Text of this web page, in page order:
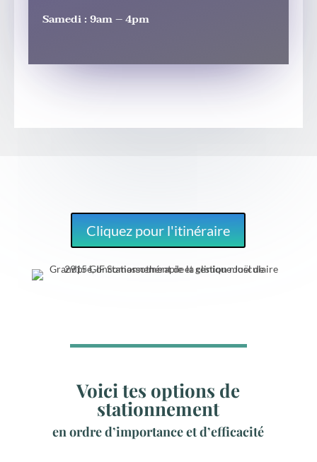
Samedi : 9am – 4pm
Cliquez pour l'itinéraire
Voici tes options de
stationnement
en ordre d’importance et d’efficacité